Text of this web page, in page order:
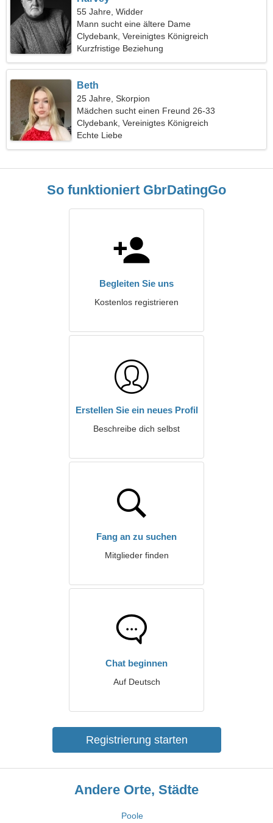
55 Jahre, Widder
Mann sucht eine ältere Dame
Clydebank, Vereinigtes Königreich
Kurzfristige Beziehung
Beth
25 Jahre, Skorpion
Mädchen sucht einen Freund 26-33
Clydebank, Vereinigtes Königreich
Echte Liebe
So funktioniert GbrDatingGo
Begleiten Sie uns
Kostenlos registrieren
Erstellen Sie ein neues Profil
Beschreibe dich selbst
Fang an zu suchen
Mitglieder finden
Chat beginnen
Auf Deutsch
Registrierung starten
Andere Orte, Städte
Poole